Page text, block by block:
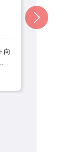
保守, PMO
キュリティ体制を強化
ISO/IEC27001に...